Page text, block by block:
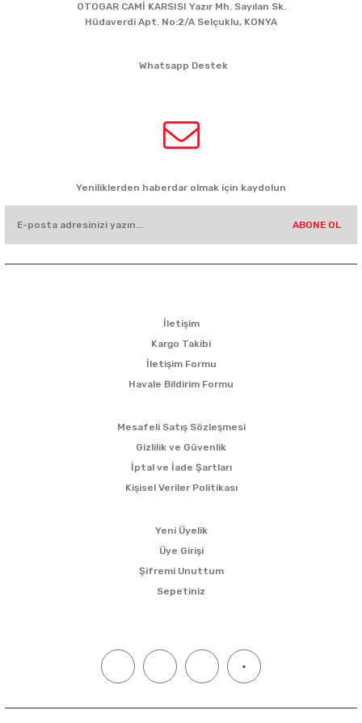
OTOGAR CAMİ KARSISI Yazır Mh. Sayılan Sk.
Hüdaverdi Apt. No:2/A Selçuklu, KONYA
Whatsapp Destek
Yeniliklerden haberdar olmak için kaydolun
ABONE OL
İletişim
Kargo Takibi
İletişim Formu
Havale Bildirim Formu
Mesafeli Satış Sözleşmesi
Gizlilik ve Güvenlik
İptal ve İade Şartları
Kişisel Veriler Politikası
Yeni Üyelik
Üye Girişi
Şifremi Unuttum
Sepetiniz